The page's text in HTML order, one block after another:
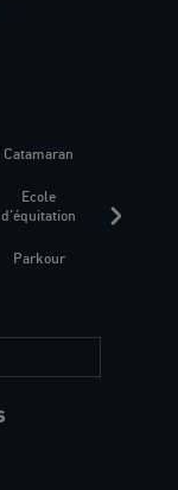
Catamaran
Ecole
d'équitation
Parkour